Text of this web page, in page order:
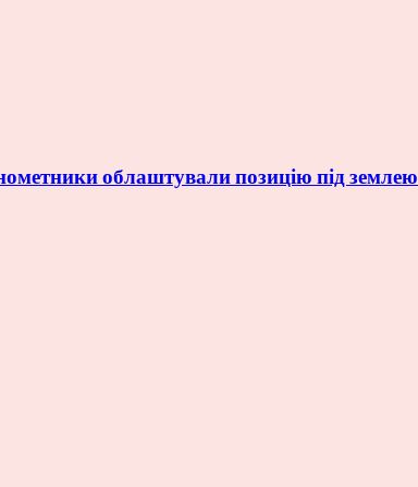
облаштували позицію під землею